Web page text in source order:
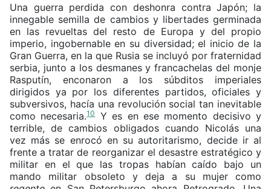
Una guerra perdida con deshonra contra Japón; la
innegable semilla de cambios y libertades germinada
en las revueltas del resto de Europa y del propio
imperio, ingobernable en su diversidad; el inicio de la
Gran Guerra, en la que Rusia se incluyó por fraternidad
serbia, junto a los desmanes y francachelas del monje
Rasputín, enconaron a los súbditos imperiales
dirigidos ya por los diferentes partidos, oficiales y
subversivos, hacía una revolución social tan inevitable
como necesaria.10Y es en ese momento decisivo y
terrible, de cambios obligados cuando Nicolás una
vez más se enrocó en su autoritarismo, decide ir al
frente a tratar de reorganizar el desastre estratégico y
militar en el que las tropas habían caído bajo un
mando militar obsoleto y deja a su mujer como